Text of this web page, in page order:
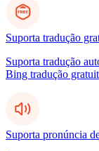
Suporta tradução
Suporta tradução
Bing tradução
Suporta pronúncia